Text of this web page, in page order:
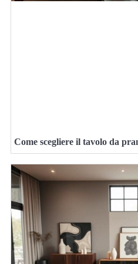
Come scegliere il tavolo da